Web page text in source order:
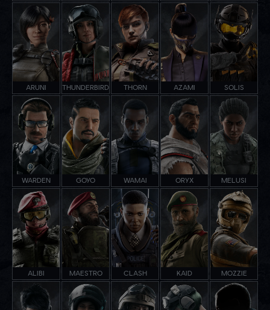
SOLIS
AZAMI
THORN
THUNDERBIRD
ARUNI
MELUSI
ORYX
WAMAI
GOYO
WARDEN
MOZZIE
KAID
CLASH
MAESTRO
ALIBI